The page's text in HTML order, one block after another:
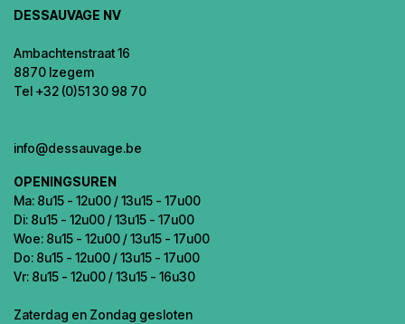
DESSAUVAGE NV
Ambachtenstraat 16
8870 Izegem
Tel +32 (0)51 30 98 70
info@dessauvage.be
OPENINGSUREN
Ma: 8u15 - 12u00 / 13u15 - 17u00
Di: 8u15 - 12u00 / 13u15 - 17u00
Woe: 8u15 - 12u00 / 13u15 - 17u00
Do: 8u15 - 12u00 / 13u15 - 17u00
Vr: 8u15 - 12u00 / 13u15 - 16u30
Zaterdag en Zondag gesloten